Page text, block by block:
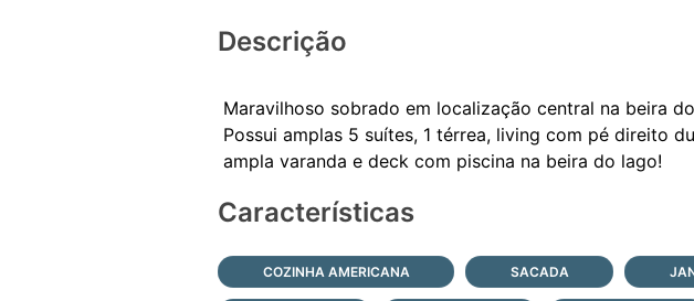
Descrição
Maravilhoso sobrado em localização central na beira
Possui amplas 5 suítes, 1 térrea, living com pé direito
Características
COZINHA AMERICANA SACADA